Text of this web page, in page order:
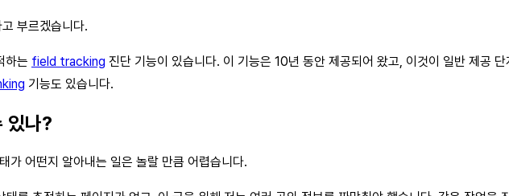
부르겠습니다.
하는 field tracking 진단 기능이 있습니다. 이 기능은 10년 동안 제공되어 왔고, 이것이 일반 제공
기능도 있습니다.
있나?
가 어떤지 알아내는 일은 놀랄 만큼 어렵습니다.